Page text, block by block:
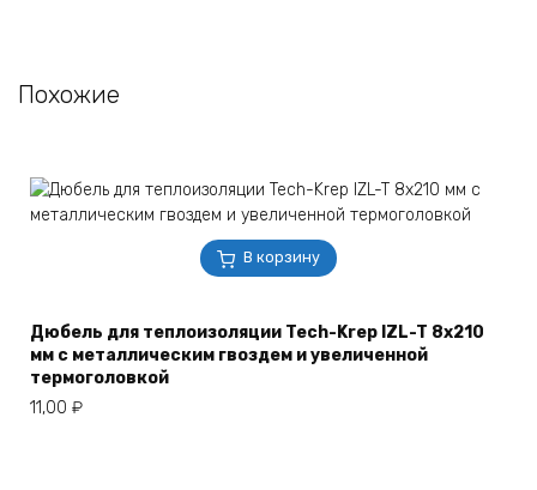
Похожие
В корзину
Дюбель для теплоизоляции Tech-Krep IZL-T 8х210
мм с металличеcким гвоздем и увеличенной
термоголовкой
11,00 ₽